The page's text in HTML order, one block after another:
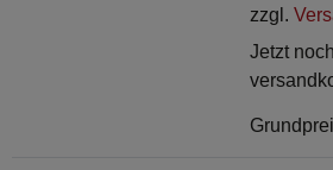
zzgl.
Jetzt noch